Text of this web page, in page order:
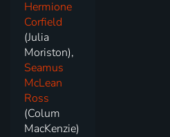
Hermione
Corfield
(Julia
Moriston),
Seamus
McLean
Ross
(Colum
MacKenzie)